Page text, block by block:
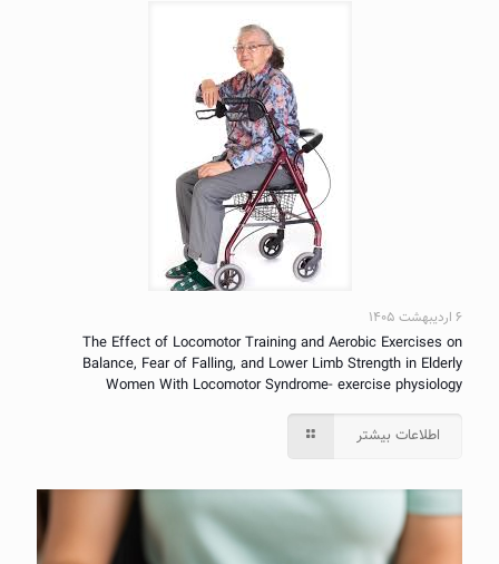
۶ اردیبهشت ۱۴۰۵
The Effect of Locomotor Training and Aerobic Exercises on
Balance, Fear of Falling, and Lower Limb Strength in Elderly
Women With Locomotor Syndrome- exercise physiology
اطلاعات بیشتر